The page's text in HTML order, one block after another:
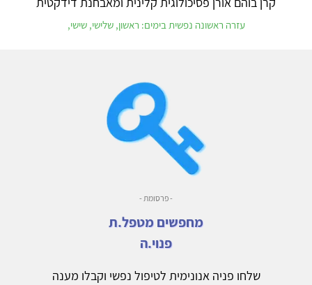
עזרה ראשונה נפשית בימים: ראשון, שלישי, שישי,
- פרסומת -
מחפשים מטפל.ת
פנוי.ה
שלחו פניה אנונימית לטיפול נפשי וקבלו מענה